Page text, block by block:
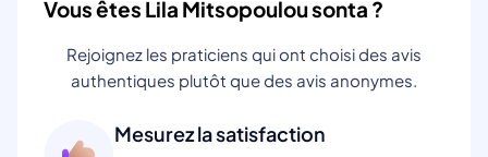
Vous êtes Lila Mitsopoulou sonta ?
Rejoignez les praticiens qui ont choisi des avis
authentiques plutôt que des avis anonymes.
Mesurez la satisfaction